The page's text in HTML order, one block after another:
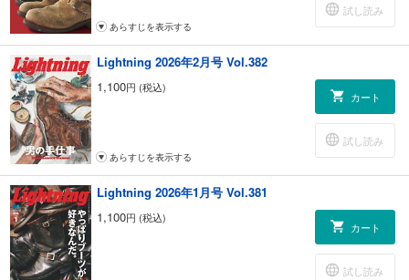
試し読み
あらすじを表示する
Lightning 2026年2月号 Vol.382
1,100円 (税込)
カート
試し読み
あらすじを表示する
Lightning 2026年1月号 Vol.381
1,100円 (税込)
カート
試し読み